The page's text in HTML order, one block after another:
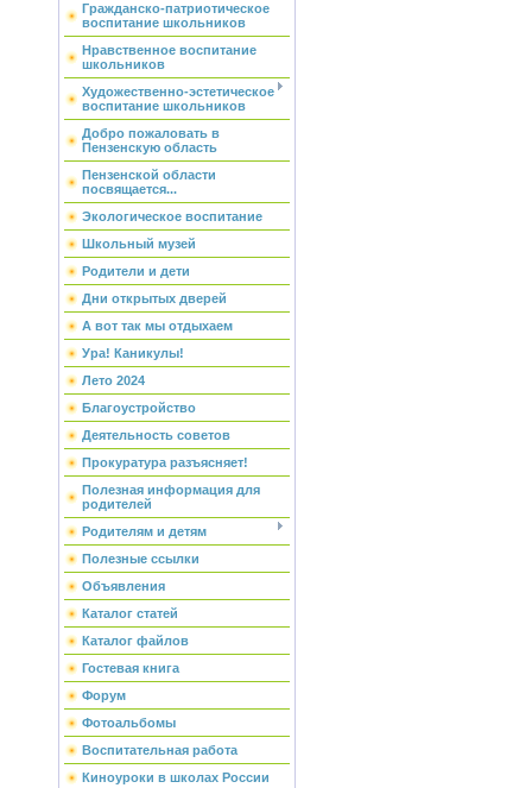
Гражданско-патриотическое
воспитание школьников
Нравственное воспитание
школьников
Художественно-эстетическое
воспитание школьников
Добро пожаловать в
Пензенскую область
Пензенской области
посвящается...
Экологическое воспитание
Школьный музей
Родители и дети
Дни открытых дверей
А вот так мы отдыхаем
Ура! Каникулы!
Лето 2024
Благоустройство
Деятельность советов
Прокуратура разъясняет!
Полезная информация для
родителей
Родителям и детям
Полезные ссылки
Объявления
Каталог статей
Каталог файлов
Гостевая книга
Форум
Фотоальбомы
Воспитательная работа
Киноуроки в школах России